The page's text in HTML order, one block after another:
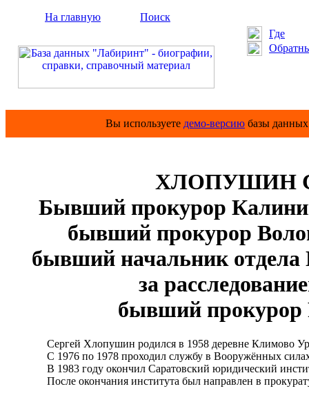
На главную
Поиск
Где
Вы используете демо-версию базы
ХЛОПУШИН
Бывший прокурор
бывший прокурор
бывший начальник отдела
за
бывший прокурор
Сергей Хлопушин родился в 1958 деревне Климово
С 1976 по 1978 проходил службу в Вооружённых силах
В 1983 году окончил Саратовский юридический
После окончания института был направлен в